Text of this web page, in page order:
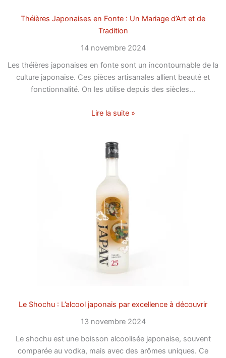
Théières Japonaises en Fonte : Un Mariage d’Art et de
Tradition
14 novembre 2024
Les théières japonaises en fonte sont un incontournable de la
culture japonaise. Ces pièces artisanales allient beauté et
fonctionnalité. On les utilise depuis des siècles…
Lire la suite »
Le Shochu : L’alcool japonais par excellence à découvrir
13 novembre 2024
Le shochu est une boisson alcoolisée japonaise, souvent
comparée au vodka, mais avec des arômes uniques. Ce